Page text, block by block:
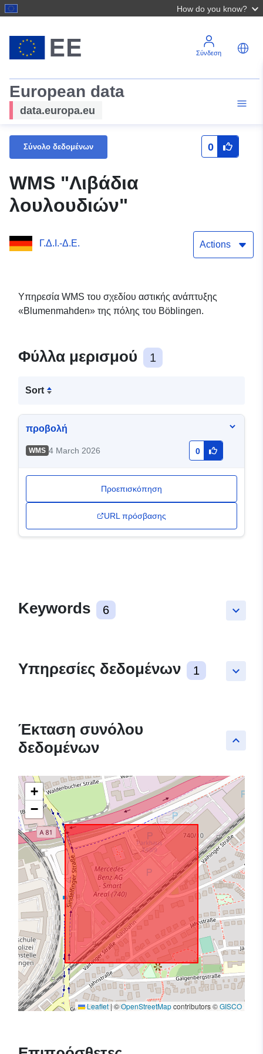
How do you know?
Σύνδεση
European data
data.europa.eu
Σύνολο δεδομένων 0
WMS "Λιβάδια
λουλουδιών"
Γ.Δ.Ι.-Δ.Ε. Actions
Υπηρεσία WMS του σχεδίου αστικής ανάπτυξης
«Blumenmahden» της πόλης του Böblingen.
Φύλλα μερισμού 1
Sort
προβολή
WMS 4 March 2026 0
Προεπισκόπηση
URL πρόσβασης
keyboard_arrow_down
Keywords 6
keyboard_arrow_down
Υπηρεσίες δεδομένων 1
keyboard_arrow_up
Έκταση συνόλου
δεδομένων
+
−
Leaflet|©OpenStreetMapcontributors ©GISCO